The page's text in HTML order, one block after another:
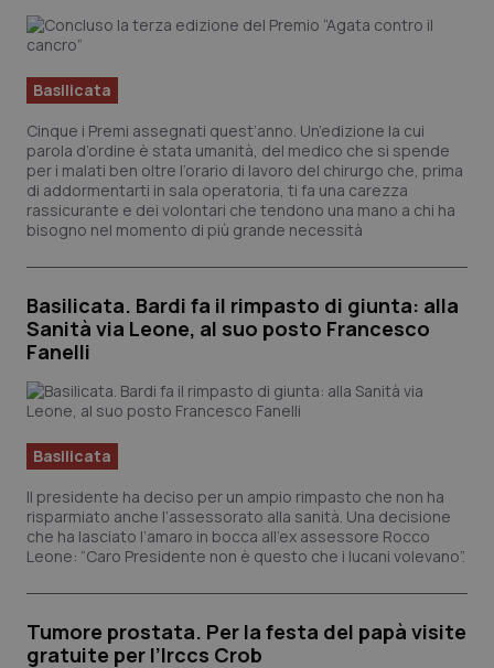
Professionisti Sanitari.AI
Abruzzo
Basilicata
Calabria
Emilia-Romagna
Liguria
Lombardia
Marche
Molise
QS Pro Gold
Artrite & artrosi
Asma & BPCO
Colesterolo & coronaropatie
Disturbi dell’umore
Dolore
Donna & Salute
Epatiti
QS Club Newsletter
Basilicata
Cinque i Premi assegnati quest’anno. Un’edizione la cui
parola d’ordine è stata umanità, del medico che si spende
per i malati ben oltre l’orario di lavoro del chirurgo che, prima
di addormentarti in sala operatoria, ti fa una carezza
rassicurante e dei volontari che tendono una mano a chi ha
bisogno nel momento di più grande necessità
Basilicata. Bardi fa il rimpasto di giunta: alla
Sanità via Leone, al suo posto Francesco
Fanelli
Basilicata
Il presidente ha deciso per un ampio rimpasto che non ha
risparmiato anche l’assessorato alla sanità. Una decisione
che ha lasciato l’amaro in bocca all’ex assessore Rocco
Leone: “Caro Presidente non è questo che i lucani volevano”.
Tumore prostata. Per la festa del papà visite
gratuite per l’Irccs Crob